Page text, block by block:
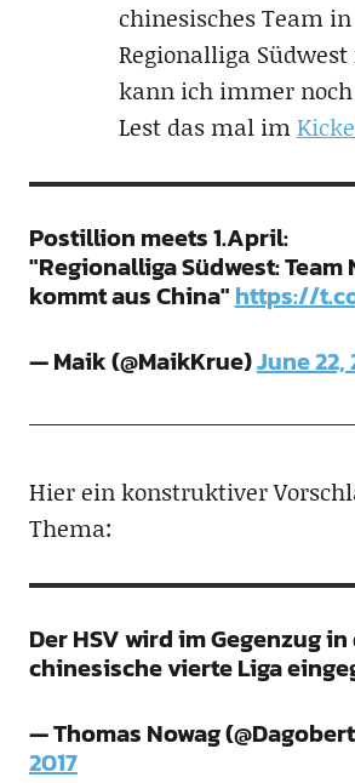
chinesisches Team
Regionalliga
kann ich immer
Lest das mal im
Postillion meets 1.April:
"Regionalliga Südwest: Team
kommt aus China"https://
— Maik (@MaikKrue)June 22,
Hier ein konstruktiver
Thema:
Der HSV wird im Gegenzug
chinesische vierte Liga
— Thomas Nowag
2017